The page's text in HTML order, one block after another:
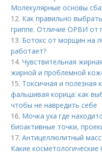
Молекулярные основы
12. Как правильно
гриппе. Отличие ОРВИ от
13. Ботокс от морщин на
работает?
14.Чувствительная
жирной и проблемной
15. Токсичная и полезная
фальшивая корица: как
чтобы не навредить себе
16. Мочка уха где
биоактивные точки,
17.Антицеллюлитный
Какие